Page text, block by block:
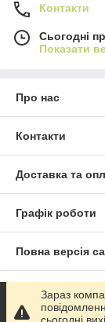
Контакти
Сьогодні
Показати
Про нас
Контакти
Доставка та
Графік роботи
Повна версія
Сайт створено
Зараз